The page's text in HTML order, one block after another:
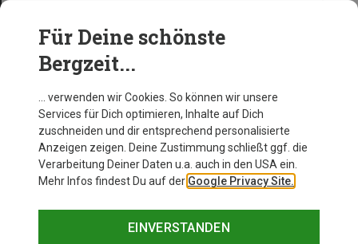
Für Deine schönste
Bergzeit...
… verwenden wir Cookies. So können wir unsere
Services für Dich optimieren, Inhalte auf Dich
zuschneiden und dir entsprechend personalisierte
Anzeigen zeigen. Deine Zustimmung schließt ggf. die
Verarbeitung Deiner Daten u.a. auch in den USA ein.
Mehr Infos findest Du auf der Google Privacy Site.
EINVERSTANDEN